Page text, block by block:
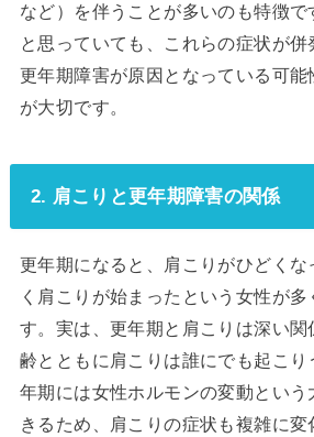
など）を伴うことが多いのも特徴
と思っていても、これらの症状が併
更年期障害が原因となっている可能
が大切です。
2. 肩こりと更年期障害の関係
更年期になると、肩こりがひどくな
く肩こりが始まったという女性が多
す。実は、更年期と肩こりは深い
齢とともに肩こりは誰にでも起こ
年期には女性ホルモンの変動とい
きるため、肩こりの症状も複雑に